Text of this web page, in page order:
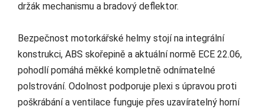
držák mechanismu a bradový deflektor.
Bezpečnost motorkářské helmy stojí na integrální
konstrukci, ABS skořepině a aktuální normě ECE 22.06,
pohodlí pomáhá měkké kompletně odnímatelné
polstrování. Odolnost podporuje plexi s úpravou proti
poškrábání a ventilace funguje přes uzavíratelný horní